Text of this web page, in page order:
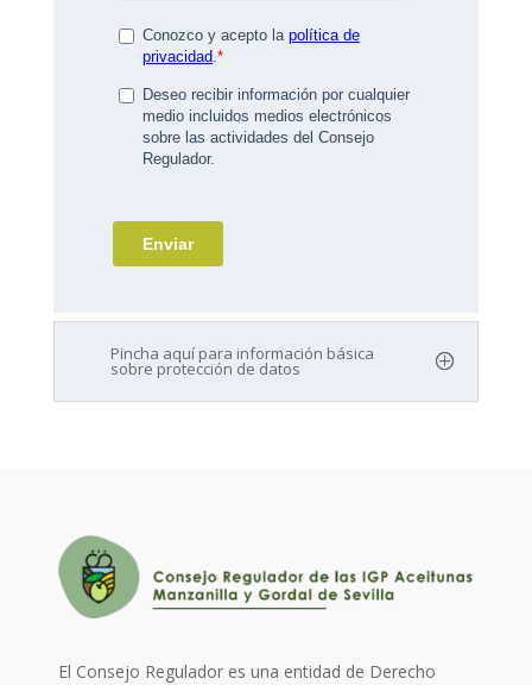
Pincha aquí para información básica
sobre protección de datos
El Consejo Regulador es una entidad de Derecho